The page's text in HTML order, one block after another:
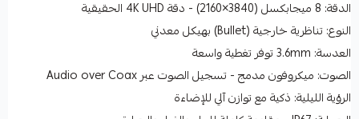
الدقة: 8 ميجابكسل (3840×2160) - دقة 4K UHD الحقيقية
النوع: تناظرية خارجية (Bullet) بهيكل معدني
العدسة: 3.6mm توفر تغطية واسعة
الصوت: ميكروفون مدمج - تسجيل الصوت عبر Audio over Coax
الرؤية الليلية: ذكية مع توازن آلي للإضاءة